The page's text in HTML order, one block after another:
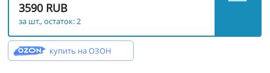
3590 RUB
за шт., остаток: 2
купить на ОЗОН